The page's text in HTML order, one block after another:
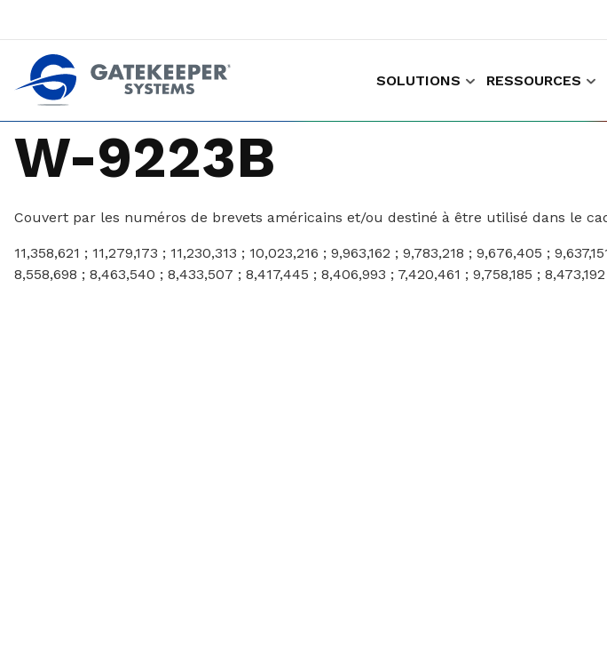
SOLUTIONS RESSOURCES
W-9223B
Couvert par les numéros de brevets américains et/ou destiné à être utilisé dans le
11,358,621 ; 11,279,173 ; 11,230,313 ; 10,023,216 ; 9,963,162 ; 9,783,218 ; 9,676,405 ;
8,558,698 ; 8,463,540 ; 8,433,507 ; 8,417,445 ; 8,406,993 ; 7,420,461 ; 9,758,185 ;